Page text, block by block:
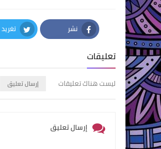
نشر
Facebook
تغريد
Twitter
تعليقات
ليست هناك تعليقات إرسال تعليق
إرسال تعليق